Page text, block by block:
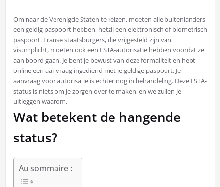
Om naar de Verenigde Staten te reizen, moeten alle buitenlanders
een geldig paspoort hebben, hetzij een elektronisch of biometrisch
paspoort. Franse staatsburgers, die vrijgesteld zijn van
visumplicht, moeten ook een ESTA-autorisatie hebben voordat ze
aan boord gaan. Je bent je bewust van deze formaliteit en hebt
online een aanvraag ingediend met je geldige paspoort. Je
aanvraag voor autorisatie is echter nog in behandeling. Deze ESTA-
status is niets om je zorgen over te maken, en we zullen je
uitleggen waarom.
Wat betekent de hangende
status?
Au sommaire :